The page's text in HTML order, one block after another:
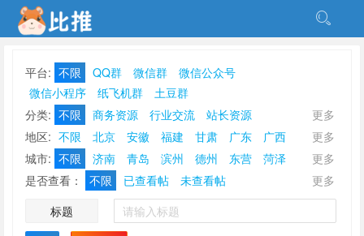
平台: 不限 QQ群 微信群
微信公众号
微信小程序
纸飞机群
土豆群
分类: 不限 商务资源 行业交流
站长资源
点赞刷单
放单接单 甲乙互金 软件开发
游戏棋牌
社群营销
地推校推 刷量补量
资源互换
ASO优化刷榜
休闲娱乐 其他分类
更多
地区: 不限 北京 安徽 福建 甘肃 广东
广西
贵州
海南 河北 河南 黑龙江 湖北 湖南
吉林
江苏
江西 辽宁 内蒙古 宁夏 青海
四川 天津 西藏 新疆 云南
浙江
重庆
香港 台湾
更多
城市: 不限 济南 青岛 滨州 德州 东营
菏泽
济宁
莱芜 聊城 临沂 日照 泰安
淄博
更多
是否查看：
不限 已查看帖 未查看帖
更多
标题